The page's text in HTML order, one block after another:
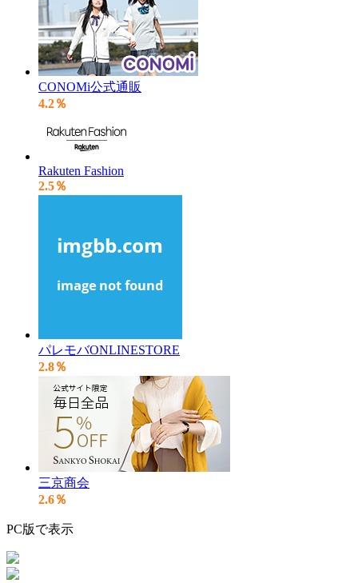
CONOMi公式通販
4.2％
Rakuten Fashion
2.5％
パレモバONLINESTORE
2.8％
三京商会
2.6％
PC版で表示